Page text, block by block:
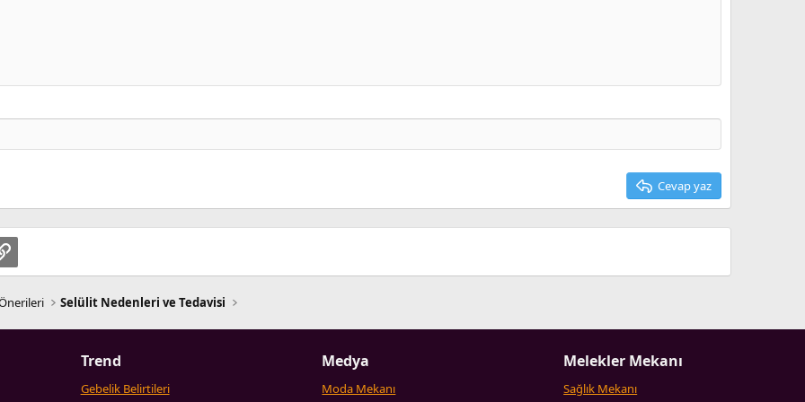
Cevap yaz
Link
Selülit Nedenleri ve Tedavisi
Trend
Gebelik Belirtileri
Medya
Moda Mekanı
Melekler Mekanı
Sağlık Mekanı